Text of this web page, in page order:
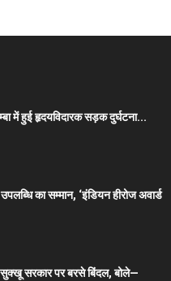
में हुई हृदयविदारक सड़क दुर्घटना...
का सम्मान, ‘इंडियन हीरोज अवार्ड
सुक्खू सरकार पर बरसे बिंदल, बोले—